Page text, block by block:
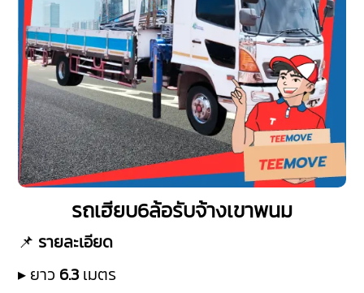
รถเฮียบ6ล้อรับจ้างเขาพนม
📌 รายละเอียด
▸ ยาว 6.3 เมตร